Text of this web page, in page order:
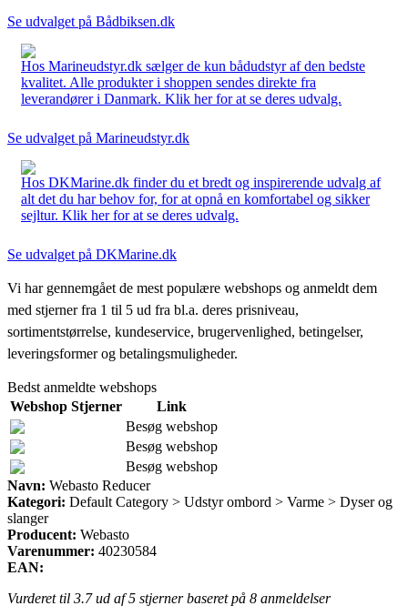
Se udvalget på Bådbiksen.dk
Hos Marineudstyr.dk sælger de kun bådudstyr af den bedste
kvalitet. Alle produkter i shoppen sendes direkte fra
leverandører i Danmark. Klik her for at se deres udvalg.
Se udvalget på Marineudstyr.dk
Hos DKMarine.dk finder du et bredt og inspirerende udvalg af
alt det du har behov for, for at opnå en komfortabel og sikker
sejltur. Klik her for at se deres udvalg.
Se udvalget på DKMarine.dk
Vi har gennemgået de mest populære webshops og anmeldt dem
med stjerner fra 1 til 5 ud fra bl.a. deres prisniveau,
sortimentstørrelse, kundeservice, brugervenlighed, betingelser,
leveringsformer og betalingsmuligheder.
Bedst anmeldte webshops
Webshop Stjerner
Link
Besøg webshop
Besøg webshop
Besøg webshop
Navn: Webasto Reducer
Kategori: Default Category > Udstyr ombord > Varme > Dyser og
slanger
Producent: Webasto
Varenummer: 40230584
EAN:
Vurderet til 3.7ud af 5 stjerner baseret på 8 anmeldelser